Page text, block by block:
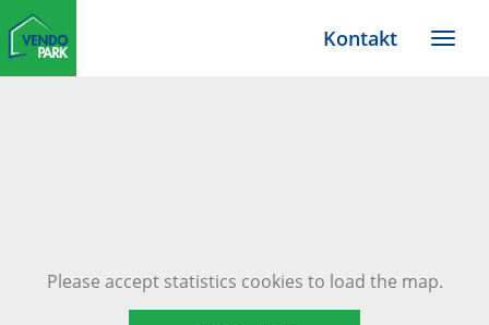
Zum
Haupt-
Inhalt
Menü
Kontakt
Please accept statistics cookies to load the map.